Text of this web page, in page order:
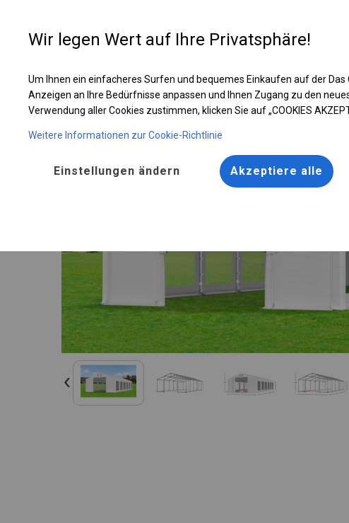
Entwerfen
Ganzjähriges Catering-Zelt | 6x12 m
Wir legen Wert auf Ihre Privatsphäre!
Um Ihnen ein einfacheres Surfen und bequemes Einkaufen auf der
Anzeigen an Ihre Bedürfnisse anpassen und Ihnen Zugang zu den
Verwendung aller Cookies zustimmen, klicken Sie auf „COOKIES
Weitere Informationen zur Cookie-Richtlinie
Einstellungen ändern Akzeptiere alle